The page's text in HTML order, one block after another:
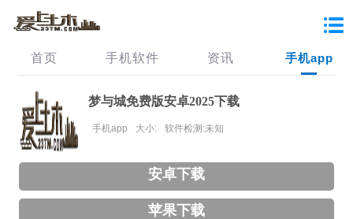
首页 手机软件 资讯 手机app
梦与城免费版安卓2025下载
手机app 大小: 软件检测:未知
安卓下载
苹果下载